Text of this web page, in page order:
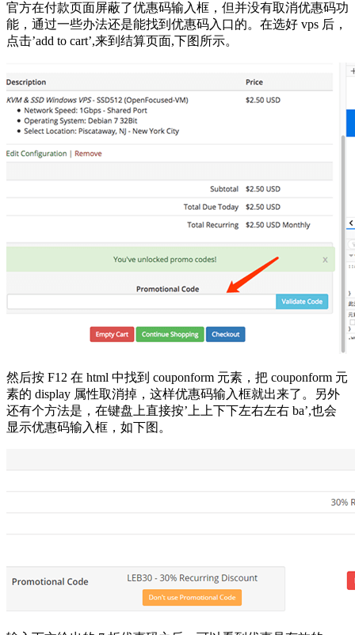
官方在付款页面屏蔽了优惠码输入框，但并没有取消优惠码功
能，通过一些办法还是能找到优惠码入口的。在选好 vps 后，
点击’add to cart’,来到结算页面,下图所示。
然后按 F12 在 html 中找到 couponform 元素，把 couponform 元
素的 display 属性取消掉，这样优惠码输入框就出来了。另外
还有个方法是，在键盘上直接按’上上下下左右左右 ba’,也会
显示优惠码输入框，如下图。